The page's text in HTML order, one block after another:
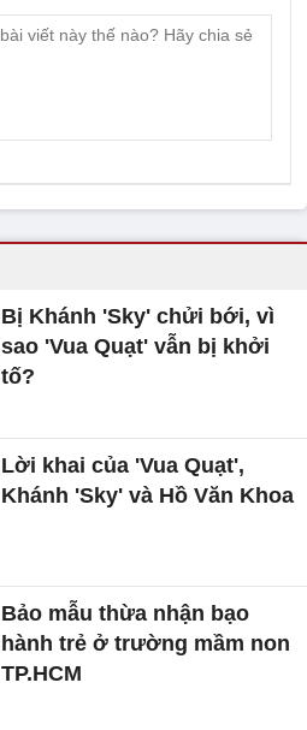
Bị Khánh 'Sky' chửi bới, vì
sao 'Vua Quạt' vẫn bị khởi
tố?
Lời khai của 'Vua Quạt',
Khánh 'Sky' và Hồ Văn Khoa
Bảo mẫu thừa nhận bạo
hành trẻ ở trường mầm non
TP.HCM